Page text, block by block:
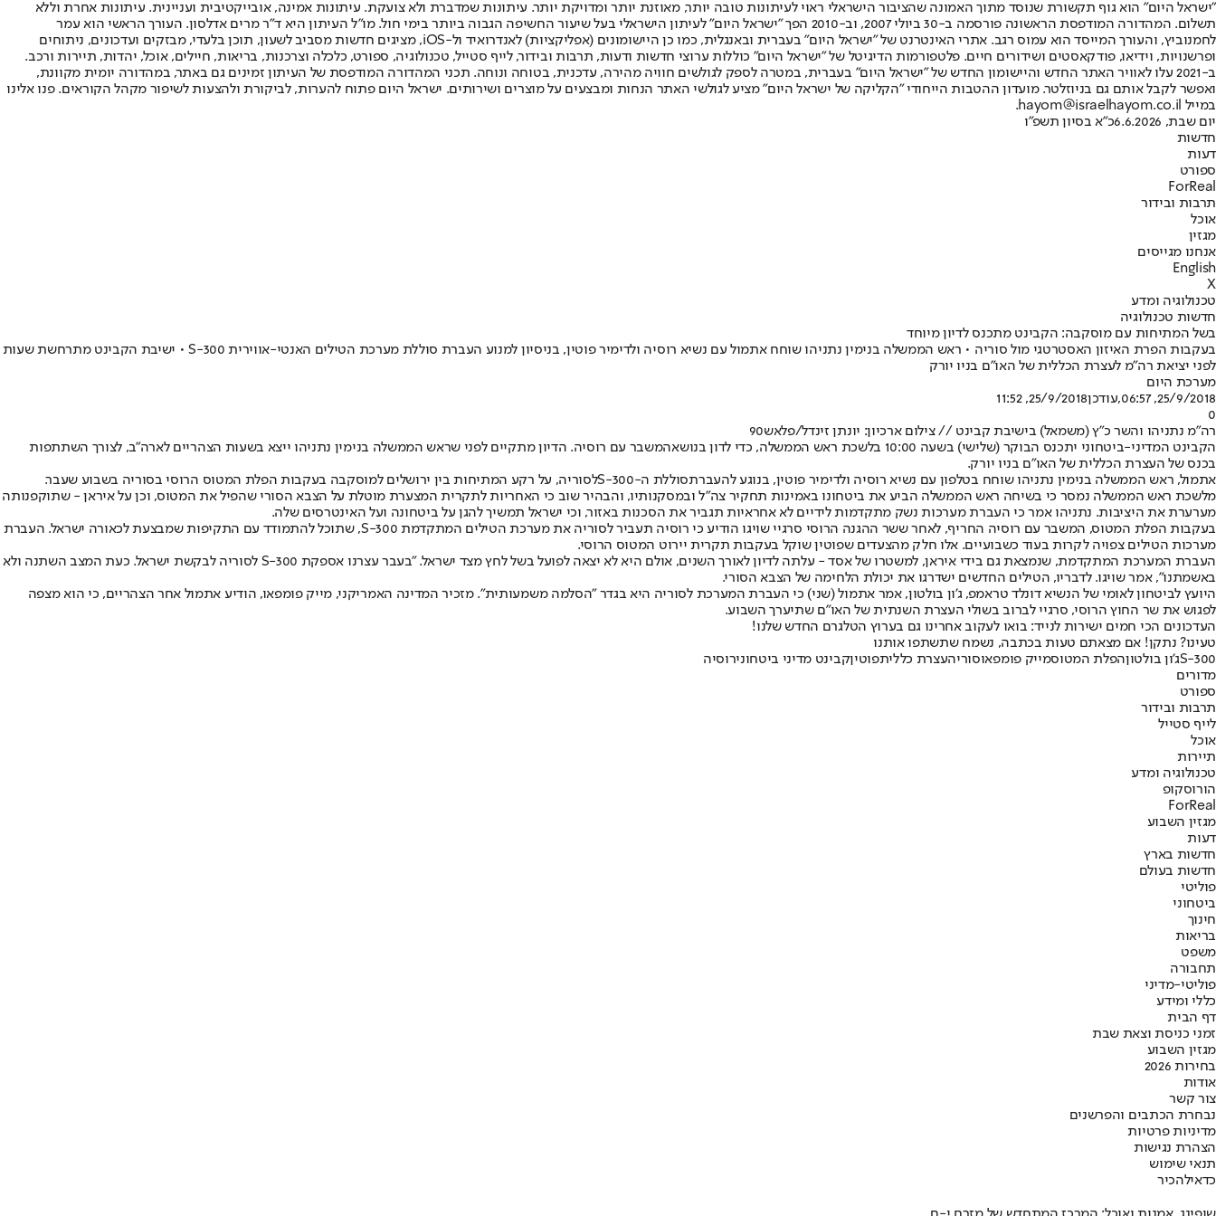
"ישראל היום" הוא גוף תקשורת שנוסד מתוך האמונה שהציבור הישראלי ראוי לעיתונות טובה יותר, מאוזנת יותר ומדויקת יותר. עיתונות שמדברת ולא צועקת. עיתונות אמינה, אובייקטיבית ועניינית. עיתונות אחרת וללא
תשלום. המהדורה המודפסת הראשונה פורסמה ב-30 ביולי 2007, וב-2010 הפך "ישראל היום" לעיתון הישראלי בעל שיעור החשיפה הגבוה ביותר בימי חול. מו"ל העיתון היא ד"ר מרים אדלסון. העורך הראשי הוא עמר
לחמנוביץ, והעורך המייסד הוא עמוס רגב. אתרי האינטרנט של "ישראל היום" בעברית ובאנגלית, כמו כן היישומונים (אפליקציות) לאנדרואיד ול-iOS, מציגים חדשות מסביב לשעון, תוכן בלעדי, מבזקים ועדכונים, ניתוחים
ופרשנויות, וידיאו, פודקאסטים ושידורים חיים. פלטפורמות הדיגיטל של "ישראל היום" כוללות ערוצי חדשות ודעות, תרבות ובידור, לייף סטייל, טכנולוגיה, ספורט, כלכלה וצרכנות, בריאות, חיילים, אוכל, יהדות, תיירות ורכב.
ב-2021 עלו לאוויר האתר החדש והיישומון החדש של "ישראל היום" בעברית, במטרה לספק לגולשים חוויה מהירה, עדכנית, בטוחה ונוחה. תכני המהדורה המודפסת של העיתון זמינים גם באתר, במהדורה יומית מקוונת,
ואפשר לקבל אותם גם בניוזלטר. מועדון ההטבות הייחודי "הקליקה של ישראל היום" מציע לגולשי האתר הנחות ומבצעים על מוצרים ושירותים. ישראל היום פתוח להערות, לביקורת ולהצעות לשיפור מקהל הקוראים. פנו אלינו
במייל hayom@israelhayom.co.il.
יום שבת, 6.6.2026
כ"א בסיון תשפ"ו
חדשות
דעות
ספורט
ForReal
תרבות ובידור
אוכל
מגזין
אנחנו מגייסים
English
X
טכנולוגיה ומדע
חדשות טכנולוגיה
בשל המתיחות עם מוסקבה: הקבינט מתכנס לדיון מיוחד
בעקבות הפרת האיזון האסטרטגי מול סוריה • ראש הממשלה בנימין נתניהו שוחח אתמול עם נשיא רוסיה ולדימיר פוטין, בניסיון למנוע העברת סוללת מערכת הטילים האנטי-אווירית S-300 • ישיבת הקבינט מתרחשת שעות
לפני יציאת רה"מ לעצרת הכללית של האו"ם בניו יורק
מערכת היום
25/9/2018, 06:57
,עודכן25/9/2018, 11:52
0
רה"מ נתניהו והשר כ"ץ (משמאל) בישיבת קבינט // צילום ארכיון: יונתן זינדל/פלאש90
הקבינט המדיני-ביטחוני יתכנס הבוקר (שלישי) בשעה 10:00 בלשכת ראש הממשלה, כדי לדון בנושא
המשבר עם רוסיה. הדיון מתקיים לפני שראש הממשלה בנימין נתניהו ייצא בשעות הצהריים לארה"ב, לצורך השתתפות
בכנס של העצרת הכללית של האו"ם בניו יורק.
אתמול, ראש הממשלה בנימין נתניהו שוחח בטלפון עם נשיא רוסיה ולדימיר פוטין, בנוגע להעברתסוללת ה-S-300
לסוריה, על רקע המתיחות בין ירושלים למוסקבה בעקבות הפלת המטוס הרוסי בסוריה בשבוע שעבר.
מלשכת ראש הממשלה נמסר כי בשיחה ראש הממשלה הביע את ביטחונו באמינות תחקיר צה"ל ובמסקנותיו, והבהיר שוב כי האחריות לתקרית המצערת מוטלת על הצבא הסורי שהפיל את המטוס, וכן על איראן - שתוקפנותה
מערערת את היציבות. נתניהו אמר כי העברת מערכות נשק מתקדמות לידיים לא אחראיות תגביר את הסכנות באזור, וכי ישראל תמשיך להגן על ביטחונה ועל האינטרסים שלה.
בעקבות הפלת המטוס, המשבר עם רוסיה החריף, לאחר ששר ההגנה הרוסי סרגיי שויגו הודיע כי רוסיה תעביר לסוריה את מערכת הטילים המתקדמת S-300, שתוכל להתמודד עם התקיפות שמבצעת לכאורה ישראל. העברת
מערכות הטילים צפויה לקרות בעוד כשבועיים. אלו חלק מהצעדים שפוטין שוקל בעקבות תקרית יירוט המטוס הרוסי.
העברת המערכת המתקדמת, שנמצאת גם בידי איראן, למשטרו של אסד - עלתה לדיון לאורך השנים, אולם היא לא יצאה לפועל בשל לחץ מצד ישראל. "בעבר עצרנו אספקת S-300 לסוריה לבקשת ישראל. כעת המצב השתנה ולא
באשמתנו", אמר שויגו. לדבריו, הטילים החדשים ישדרגו את יכולת הלחימה של הצבא הסורי.
היועץ לביטחון לאומי של הנשיא דונלד טראמפ, ג'ון בולטון, אמר אתמול (שני) כי העברת המערכת לסוריה היא בגדר "הסלמה משמעותית". מזכיר המדינה האמריקני, מייק פומפאו, הודיע אתמול אחר הצהריים, כי הוא מצפה
לפגוש את שר החוץ הרוסי, סרגיי לברוב בשולי העצרת השנתית של האו"ם שתיערך השבוע.
העדכונים הכי חמים ישירות לנייד: בואו לעקוב אחרינו גם בערוץ הטלגרם החדש שלנו!
טעינו? נתקן! אם מצאתם טעות בכתבה, נשמח שתשתפו אותנו
S-300ג'ון בולטוןהפלת המטוסמייק פומפאוסוריהעצרת כלליתפוטיןקבינט מדיני ביטחונירוסיה
מדורים
ספורט
תרבות ובידור
לייף סטייל
אוכל
תיירות
טכנולוגיה ומדע
הורוסקופ
ForReal
מגזין השבוע
דעות
חדשות בארץ
חדשות בעולם
פוליטי
ביטחוני
חינוך
בריאות
משפט
תחבורה
פוליטי-מדיני
כללי ומידע
דף הבית
זמני כניסת וצאת שבת
מגזין השבוע
בחירות 2026
אודות
צור קשר
נבחרת הכתבים והפרשנים
מדיניות פרטיות
הצהרת נגישות
תנאי שימוש
כדאילהכיר